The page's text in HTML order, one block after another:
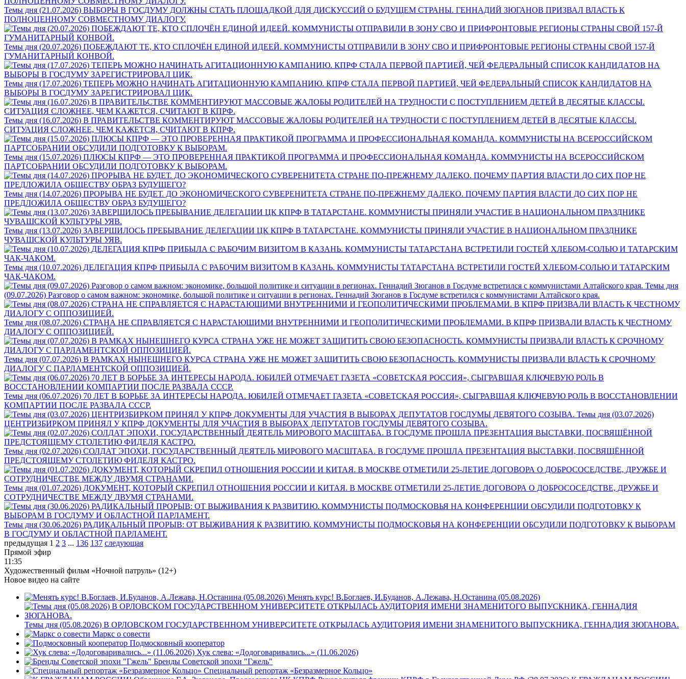
Темы дня (21.07.2026) ВЫБОРЫ В ГОСДУМУ ДОЛЖНЫ СТАТЬ ПЛОЩАДКОЙ ДЛЯ ДИСКУССИЙ О БУДУЩЕМ СТРАНЫ. ГЕННАДИЙ ЗЮГАНОВ ПРИЗВАЛ ВЛАСТЬ К
ПОЛНОЦЕННОМУ СОВМЕСТНОМУ ДИАЛОГУ.
Темы дня (20.07.2026) ПОБЕЖДАЮТ ТЕ, КТО СПЛОЧЁН ЕДИНОЙ ИДЕЕЙ. КОММУНИСТЫ ОТПРАВИЛИ В ЗОНУ СВО И ПРИФРОНТОВЫЕ РЕГИОНЫ СТРАНЫ СВОЙ 157-Й
ГУМАНИТАРНЫЙ КОНВОЙ.
Темы дня (17.07.2026) ТЕПЕРЬ МОЖНО НАЧИНАТЬ АГИТАЦИОННУЮ КАМПАНИЮ. КПРФ СТАЛА ПЕРВОЙ ПАРТИЕЙ, ЧЕЙ ФЕДЕРАЛЬНЫЙ СПИСОК КАНДИДАТОВ НА
ВЫБОРЫ В ГОСДУМУ ЗАРЕГИСТРИРОВАЛ ЦИК.
Темы дня (16.07.2026) В ПРАВИТЕЛЬСТВЕ КОММЕНТИРУЮТ МАССОВЫЕ ЖАЛОБЫ РОДИТЕЛЕЙ НА ТРУДНОСТИ С ПОСТУПЛЕНИЕМ ДЕТЕЙ В ДЕСЯТЫЕ КЛАССЫ.
СИТУАЦИЯ СЛОЖНЕЕ, ЧЕМ КАЖЕТСЯ, СЧИТАЮТ В КПРФ.
Темы дня (15.07.2026) ПЛЮСЫ КПРФ — ЭТО ПРОВЕРЕННАЯ ПРАКТИКОЙ ПРОГРАММА И ПРОФЕССИОНАЛЬНАЯ КОМАНДА. КОММУНИСТЫ НА ВСЕРОССИЙСКОМ
ПАРТСОБРАНИИ ОБСУДИЛИ ПОДГОТОВКУ К ВЫБОРАМ.
Темы дня (14.07.2026) ПРОРЫВА НЕ БУДЕТ. ДО ЭКОНОМИЧЕСКОГО СУВЕРЕНИТЕТА СТРАНЕ ПО-ПРЕЖНЕМУ ДАЛЕКО. ПОЧЕМУ ПАРТИЯ ВЛАСТИ ДО СИХ ПОР НЕ
ПРЕДЛОЖИЛА ОБЩЕСТВУ ОБРАЗ БУДУЩЕГО?
Темы дня (13.07.2026) ЗАВЕРШИЛОСЬ ПРЕБЫВАНИЕ ДЕЛЕГАЦИИ ЦК КПРФ В ТАТАРСТАНЕ. КОММУНИСТЫ ПРИНЯЛИ УЧАСТИЕ В НАЦИОНАЛЬНОМ ПРАЗДНИКЕ
ЧУВАШСКОЙ КУЛЬТУРЫ УЯВ.
Темы дня (10.07.2026) ДЕЛЕГАЦИЯ КПРФ ПРИБЫЛА С РАБОЧИМ ВИЗИТОМ В КАЗАНЬ. КОММУНИСТЫ ТАТАРСТАНА ВСТРЕТИЛИ ГОСТЕЙ ХЛЕБОМ-СОЛЬЮ И ТАТАРСКИМ
ЧАК-ЧАКОМ.
Темы дня
(09.07.2026) Разговор о самом важном: экономике, большой политике и ситуации в регионах. Геннадий Зюганов в Госдуме встретился с коммунистами Алтайского края.
Темы дня (08.07.2026) СТРАНА НЕ СПРАВЛЯЕТСЯ С НАРАСТАЮЩИМИ ВНУТРЕННИМИ И ГЕОПОЛИТИЧЕСКИМИ ПРОБЛЕМАМИ. В КПРФ ПРИЗВАЛИ ВЛАСТЬ К ЧЕСТНОМУ
ДИАЛОГУ С ОППОЗИЦИЕЙ.
Темы дня (07.07.2026) В РАМКАХ НЫНЕШНЕГО КУРСА СТРАНА УЖЕ НЕ МОЖЕТ ЗАЩИТИТЬ СВОЮ БЕЗОПАСНОСТЬ. КОММУНИСТЫ ПРИЗВАЛИ ВЛАСТЬ К СРОЧНОМУ
ДИАЛОГУ С ПАРЛАМЕНТСКОЙ ОППОЗИЦИЕЙ.
Темы дня (06.07.2026) 70 ЛЕТ В БОРЬБЕ ЗА ИНТЕРЕСЫ НАРОДА. ЮБИЛЕЙ ОТМЕЧАЕТ ГАЗЕТА «СОВЕТСКАЯ РОССИЯ», СЫГРАВШАЯ КЛЮЧЕВУЮ РОЛЬ В ВОССТАНОВЛЕНИИ
КОМПАРТИИ ПОСЛЕ РАЗВАЛА СССР.
Темы дня (03.07.2026)
ЦЕНТРИЗБИРКОМ ПРИНЯЛ У КПРФ ДОКУМЕНТЫ ДЛЯ УЧАСТИЯ В ВЫБОРАХ ДЕПУТАТОВ ГОСДУМЫ ДЕВЯТОГО СОЗЫВА.
Темы дня (02.07.2026) СОЛДАТ ЭПОХИ, ГОСУДАРСТВЕННЫЙ ДЕЯТЕЛЬ МИРОВОГО МАСШТАБА. В ГОСДУМЕ ПРОШЛА ПРЕЗЕНТАЦИЯ ВЫСТАВКИ, ПОСВЯЩЁННОЙ
ПРЕДСТОЯЩЕМУ СТОЛЕТИЮ ФИДЕЛЯ КАСТРО.
Темы дня (01.07.2026) ДОКУМЕНТ, КОТОРЫЙ СКРЕПИЛ ОТНОШЕНИЯ РОССИИ И КИТАЯ. В МОСКВЕ ОТМЕТИЛИ 25-ЛЕТИЕ ДОГОВОРА О ДОБРОСОСЕДСТВЕ, ДРУЖБЕ И
СОТРУДНИЧЕСТВЕ МЕЖДУ ДВУМЯ СТРАНАМИ.
Темы дня (30.06.2026) РАДИКАЛЬНЫЙ ПРОРЫВ: ОТ ВЫЖИВАНИЯ К РАЗВИТИЮ. КОММУНИСТЫ ПОДМОСКОВЬЯ НА КОНФЕРЕНЦИИ ОБСУДИЛИ ПОДГОТОВКУ К ВЫБОРАМ
В ГОСДУМУ И ОБЛАСТНОЙ ПАРЛАМЕНТ.
предыдущая 1 2 3 ... 136 137 следующая
Прямой эфир
11:35
Художественный фильм «Ночной патруль» (12+)
Новое видео на сайте
Менять курс! В.Боглаев, И.Буданов, А.Лежава, Н.Останина (05.08.2026)
Темы дня (05.08.2026) В ОРЛОВСКОМ ГОСУДАРСТВЕННОМ УНИВЕРСИТЕТЕ ОТКРЫЛАСЬ АУДИТОРИЯ ИМЕНИ ЗНАМЕНИТОГО ВЫПУСКНИКА, ГЕННАДИЯ ЗЮГАНОВА.
Маркс о совести
Подмосковный кооператор
Хук слева: «Додоговаривались...» (11.06.2026)
Бренды Советской эпохи "Гжель"
Специальный репортаж «Безразмерное Кольцо»